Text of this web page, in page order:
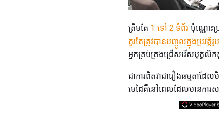
ត្រឹមតែ 1 ទៅ 2 ទំព័រ ប៉ុណ្ណោះប្
គួរតែត្រូវបានបញ្ចូលក្នុងប្រវត្
អ្នកគ្រប់គ្រងជ្រើសរើសបុគ្គលិ
ជាការពិតវាជារឿងធម្មតាដ
មេដៃគឺនៅពេលដែលមានការស